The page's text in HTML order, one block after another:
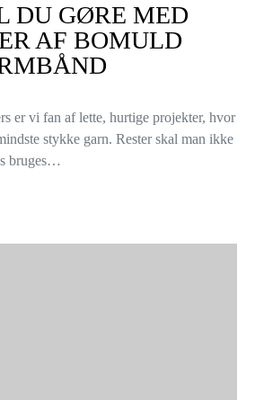
DU GØRE MED
AF BOMULD
er vi fan af lette, hurtige projekter, hvor
stykke garn. Rester skal man ikke
bruges…